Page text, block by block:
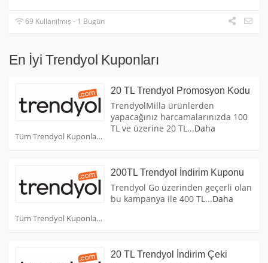
69 Kullanılmış - 1 Bugün
En İyi Trendyol Kuponları
Tüm Trendyol Kuponları
20 TL Trendyol Promosyon Kodu
TrendyolMilla ürünlerden
yapacağınız harcamalarınızda 100
TL ve üzerine 20 TL...Daha
Tüm Trendyol Kuponları
200TL Trendyol İndirim Kuponu
Trendyol Go üzerinden geçerli olan
bu kampanya ile 400 TL...Daha
20 TL Trendyol İndirim Çeki